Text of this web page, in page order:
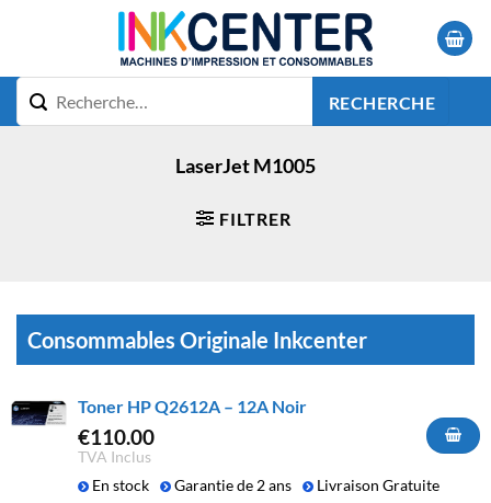
RECHERCHE
LaserJet M1005
FILTRER
Consommables Originale Inkcenter
Toner HP Q2612A – 12A Noir
€110.00
TVA Inclus
En stock
Garantie de 2 ans Livraison Gratuite